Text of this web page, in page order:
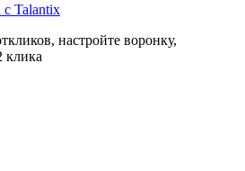
с Talantix
настройте воронку,
клика